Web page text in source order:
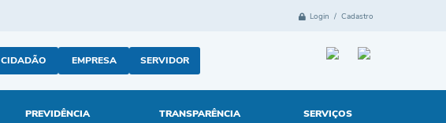
Login / Cadastro
CIDADÃO EMPRESA SERVIDOR
PREVIDÊNCIA TRANSPARÊNCIA SERVIÇOS